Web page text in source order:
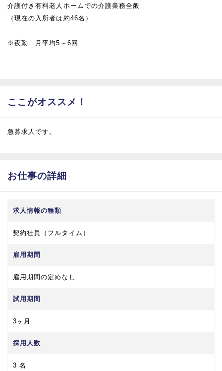
介護付き有料老人ホームでの介護業務全般
（現在の入所者は約46名）
※夜勤 月平均5～6回
ここがオススメ！
急募求人です。
お仕事の詳細
求人情報の種類
契約社員（フルタイム）
雇用期間
雇用期間の定めなし
試用期間
3ヶ月
採用人数
3 名